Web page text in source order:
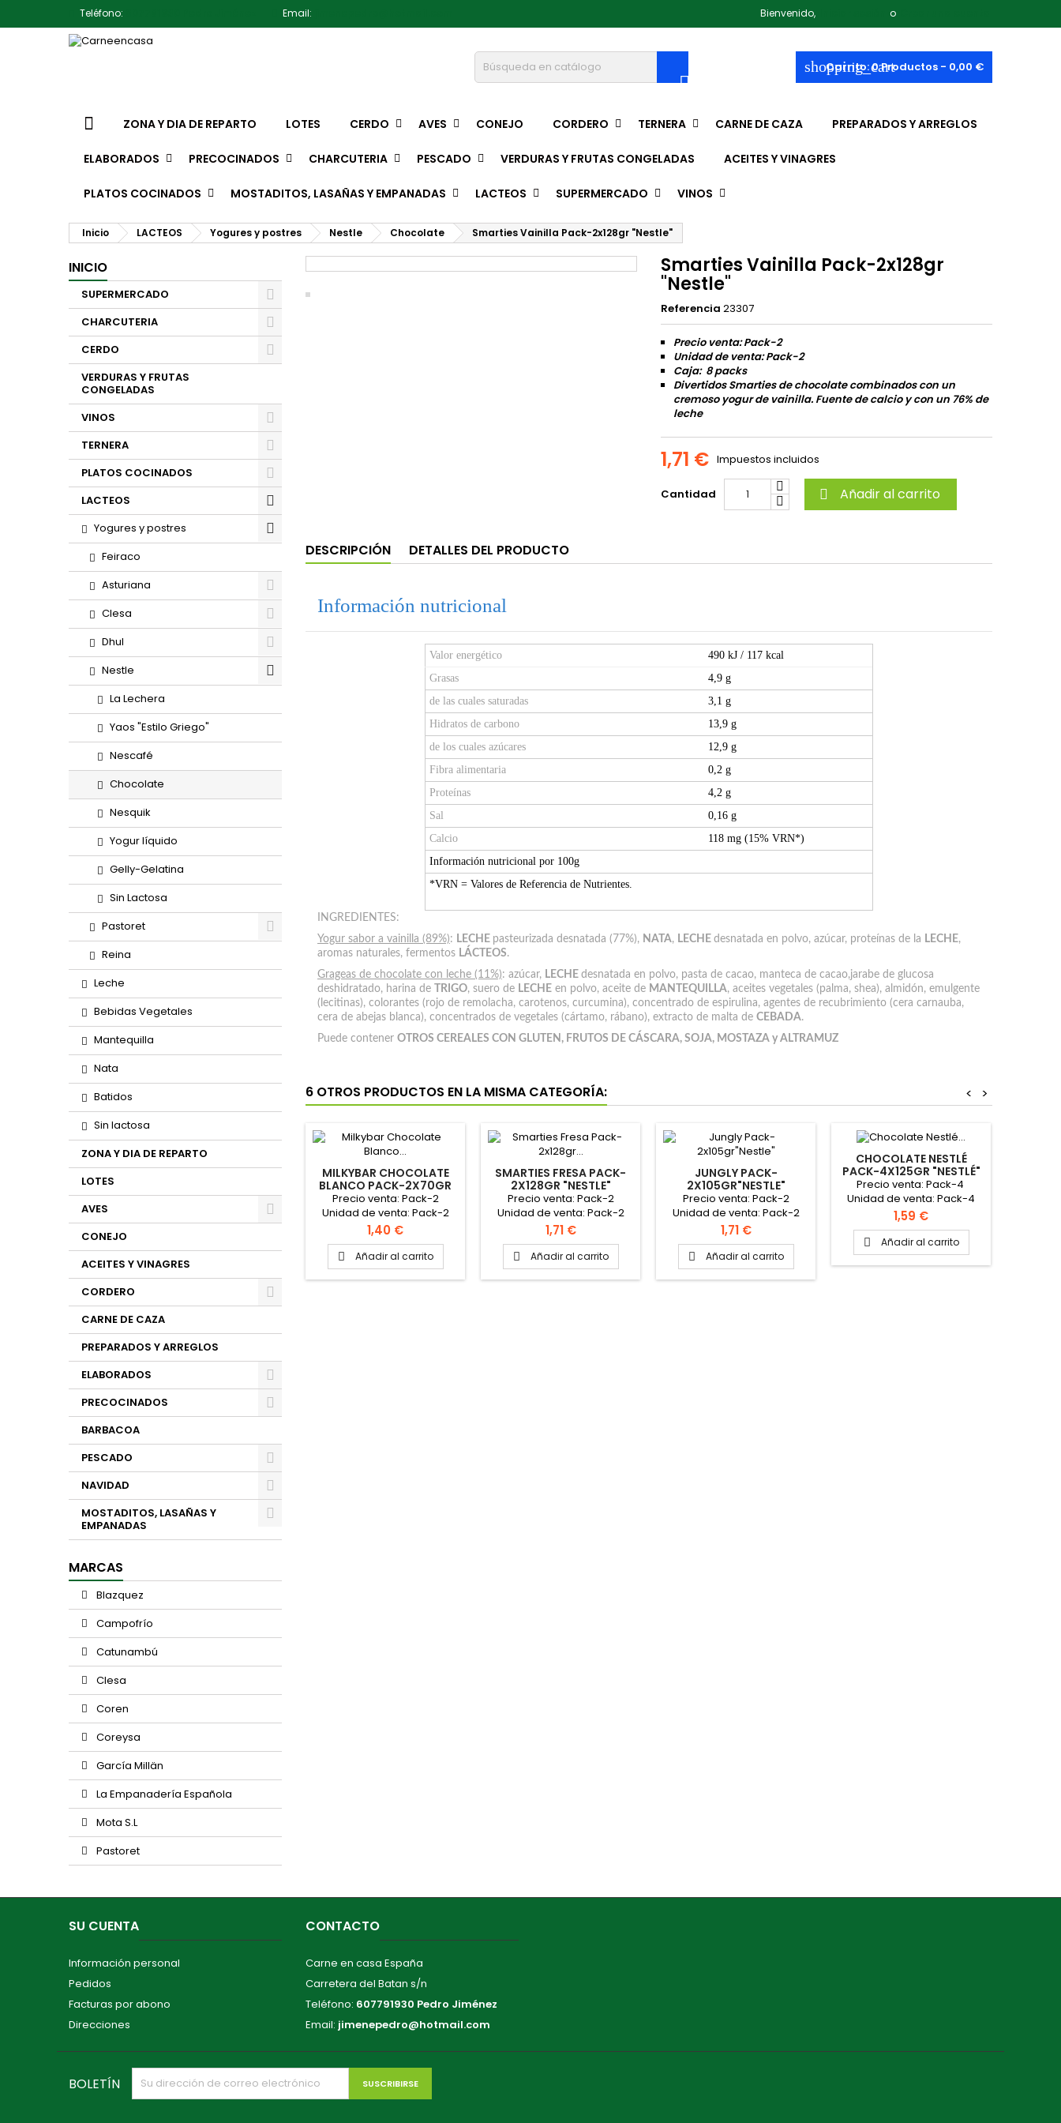
Teléfono: Email: Bienvenido, o
shopping_cart
Carrito:0Productos - 0,00 €

ZONA Y DIA DE REPARTO LOTES CERDO AVES CONEJO CORDERO TERNERA CARNE DE CAZA PREPARADOS Y ARREGLOS
ELABORADOS PRECOCINADOS CHARCUTERIA PESCADO VERDURAS Y FRUTAS CONGELADAS ACEITES Y VINAGRES
PLATOS COCINADOS MOSTADITOS, LASAÑAS Y EMPANADAS LACTEOS SUPERMERCADO VINOS
Inicio LACTEOS Yogures y postres Nestle Chocolate Smarties Vainilla Pack-2x128gr "Nestle"
INICIO
SUPERMERCADO
CHARCUTERIA
CERDO
VERDURAS Y FRUTAS
CONGELADAS
VINOS
TERNERA
PLATOS COCINADOS
LACTEOS
Yogures y postres
Feiraco
Asturiana
Clesa
Dhul
Nestle
La Lechera
Yaos "Estilo Griego"
Nescafé
Chocolate
Nesquik
Yogur líquido
Gelly-Gelatina
Sin Lactosa
Pastoret
Reina
Leche
Bebidas Vegetales
Mantequilla
Nata
Batidos
Sin lactosa
ZONA Y DIA DE REPARTO
LOTES
AVES
CONEJO
ACEITES Y VINAGRES
CORDERO
CARNE DE CAZA
PREPARADOS Y ARREGLOS
ELABORADOS
PRECOCINADOS
BARBACOA
PESCADO
NAVIDAD
MOSTADITOS, LASAÑAS Y
EMPANADAS
MARCAS
Blazquez
Campofrío
Catunambú
Clesa
Coren
Coreysa
García Millän
La Empanadería Española
Mota S.L
Pastoret
Smarties Vainilla Pack-2x128gr
"Nestle"
Referencia 23307
Precio venta: Pack-2
Unidad de venta: Pack-2
Caja: 8 packs
Divertidos Smarties de chocolate combinados con un
cremoso yogur de vainilla. Fuente de calcio y con un 76% de
leche
1,71 € Impuestos incluidos
Cantidad  Añadir al carrito
DESCRIPCIÓN DETALLES DEL PRODUCTO
Información nutricional
Valor energético
490 kJ / 117 kcal
Grasas
4,9 g
de las cuales saturadas
3,1 g
Hidratos de carbono
13,9 g
de los cuales azúcares
12,9 g
Fibra alimentaria
0,2 g
Proteínas
4,2 g
Sal
0,16 g
Calcio
118 mg (15% VRN*)
Información nutricional por 100g
*VRN = Valores de Referencia de Nutrientes.
INGREDIENTES:
Yogur sabor a vainilla (89%): LECHE pasteurizada desnatada (77%), NATA, LECHE desnatada en polvo, azúcar, proteínas de la LECHE,
aromas naturales, fermentos LÁCTEOS.
Grageas de chocolate con leche (11%): azúcar, LECHE desnatada en polvo, pasta de cacao, manteca de cacao,jarabe de glucosa
deshidratado, harina de
TRIGO, suero de LECHE en polvo, aceite de MANTEQUILLA, aceites vegetales (palma, shea), almidón, emulgente
(lecitinas), colorantes (rojo de remolacha, carotenos, curcumina), concentrado de espirulina, agentes de recubrimiento (cera carnauba,
cera de abejas blanca), concentrados de vegetales (cártamo, rábano), extracto de malta de CEBADA.
Puede contener OTROS CEREALES CON GLUTEN, FRUTOS DE CÁSCARA, SOJA, MOSTAZA y ALTRAMUZ
6 OTROS PRODUCTOS EN LA MISMA CATEGORÍA: >
<
MILKYBAR CHOCOLATE
BLANCO PACK-2X70GR
"NESTLE"
Precio venta: Pack-2
Unidad de venta: Pack-2
Caja: 8 packs
Precio
1,40 €
 Añadir al carrito
SMARTIES FRESA PACK-
2X128GR "NESTLE"
Precio venta: Pack-2
Unidad de venta: Pack-2
Caja: 8 packs Divertidos
Smarties de chocolate
combinados con un
cremoso yogur de fresa.
Fuente de calcio y con un
Precio
1,71 €
 Añadir al carrito
JUNGLY PACK-
2X105GR"NESTLE"
Precio venta: Pack-2
Unidad de venta: Pack-2
Caja: 8 packs
Precio
1,71 €
 Añadir al carrito
CHOCOLATE NESTLÉ
PACK-4X125GR "NESTLÉ"
Precio venta: Pack-4
Unidad de venta: Pack-4
Caja: 6 packs
Precio
1,59 €
 Añadir al carrito
SU CUENTA
Información personal
Pedidos
Facturas por abono
Direcciones
CONTACTO
Carne en casa España
Carretera del Batan s/n
Teléfono: 607791930 Pedro Jiménez
Email: jimenepedro@hotmail.com
BOLETÍN